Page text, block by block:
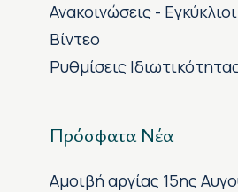
Ανακοινώσεις - Εγκύκλιοι
Βίντεο
Ρυθμίσεις
Πρόσφατα Νέα
Αμοιβή αργίας 15ης